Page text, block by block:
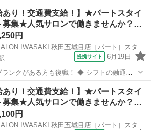
比べて1.3倍に増加！ 一生モノの技術を身に
応募後の流れ★詳細欄もご
セラピスト
あり！交通費支給！】★パートスタイ
募集★人気サロンで働きませんか？…
円
HAIR SALON IWASAKI 秋田五城目店［パート］スタイリスト(株式会社ハクブン)
提携サイト 6月19日
ある方も復職！ ◆ シフトの融通が
タイルに合わせて働けます◎ブランクのあ
ンで技術に自信をつけてから安心してデビ
すさは抜群...
郎潟駅 美容師
あり！交通費支給！】★パートスタイ
募集★人気サロンで働きませんか？…
円
HAIR SALON IWASAKI 秋田五城目店［パート］スタイリスト(株式会社ハクブン)